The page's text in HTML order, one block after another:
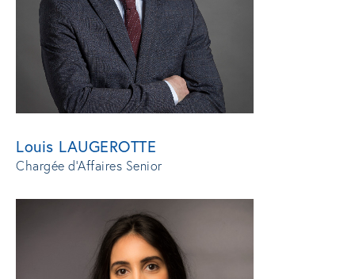
Louis LAUGEROTTE
Chargée d'Affaires Senior